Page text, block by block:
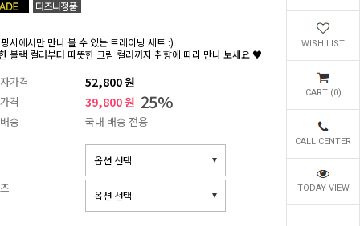
WISH LIST
CART (0)
CALL CENTER
TODAY VIEW
시에서만 만나 볼 수 있는 트레이닝 세트 :)
블랙 컬러부터 따뜻한 크림 컬러까지 취향에 따라 만나 보세요 ♥
가격 52,800원
격 39,800 원 25%
송 국내 배송 전용